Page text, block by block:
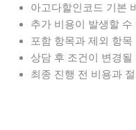
아고다할인코드 기본
추가 비용이 발생할 수
포함 항목과 제외 항목
상담 후 조건이 변경될
최종 진행 전 비용과